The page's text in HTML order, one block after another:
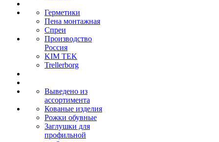
Герметики
Пена монтажная
Спреи
Производство
Россия
KIM TEK
Trellerborg
Выведено из
ассортимента
Кованые изделия
Рожки обувные
Заглушки для
профильной